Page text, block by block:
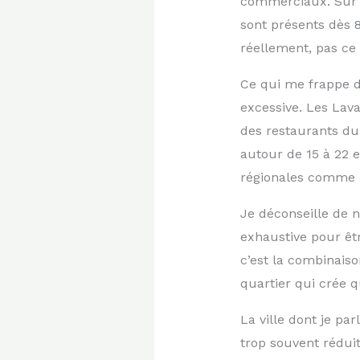
sont présents dès
réellement, pas
Ce qui me frappe
excessive. Les
des restaurants
autour de 15 à 22
régionales comme
Je déconseille de
exhaustive pour
c’est la
quartier qui crée
La ville dont je
trop souvent réduit